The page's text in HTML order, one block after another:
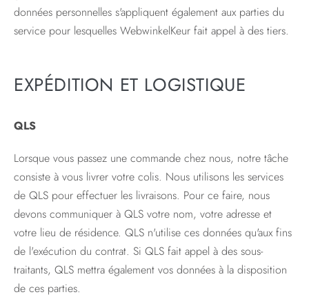
données personnelles s'appliquent également aux parties du
service pour lesquelles WebwinkelKeur fait appel à des tiers.
EXPÉDITION ET LOGISTIQUE
QLS
Lorsque vous passez une commande chez nous, notre tâche
consiste à vous livrer votre colis. Nous utilisons les services
de QLS pour effectuer les livraisons. Pour ce faire, nous
devons communiquer à QLS votre nom, votre adresse et
votre lieu de résidence. QLS n'utilise ces données qu'aux fins
de l'exécution du contrat. Si QLS fait appel à des sous-
traitants, QLS mettra également vos données à la disposition
de ces parties.